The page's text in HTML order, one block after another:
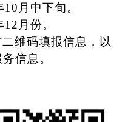
月中下旬。
月份。
维码填报信息，以
信息。